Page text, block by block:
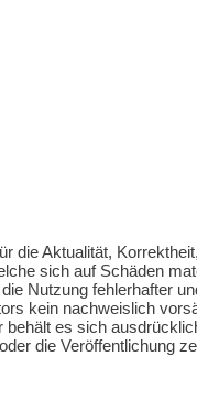
die Aktualität,
sich auf Schäden
Nutzung fehlerhafter
kein nachweislich
es sich
die Veröffentlichung